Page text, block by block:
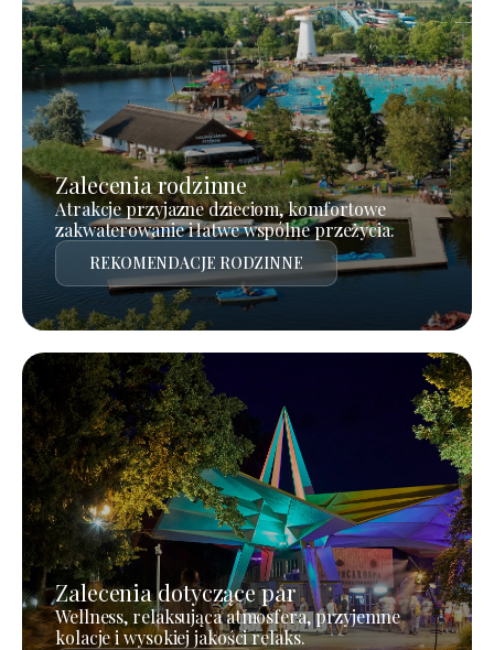
Zalecenia rodzinne
Atrakcje przyjazne dzieciom, komfortowe
zakwaterowanie i łatwe wspólne przeżycia.
REKOMENDACJE RODZINNE
Zalecenia dotyczące par
Wellness, relaksująca atmosfera, przyjemne
kolacje i wysokiej jakości relaks.